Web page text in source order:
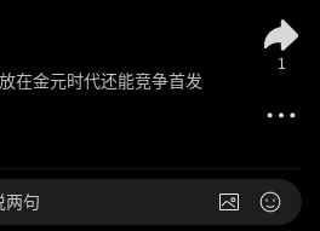
在金元时代还能竞争首发
1
两句